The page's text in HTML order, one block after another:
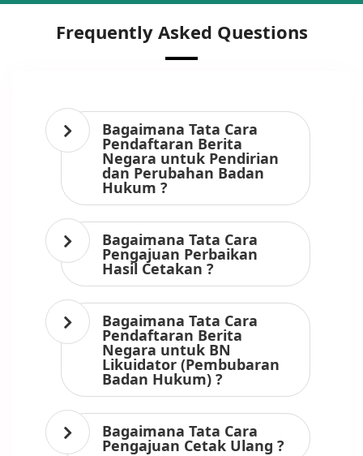
Frequently Asked Questions
Bagaimana Tata Cara
Pendaftaran Berita
Negara untuk Pendirian
dan Perubahan Badan
Hukum ?
Bagaimana Tata Cara
Pengajuan Perbaikan
Hasil Cetakan ?
Bagaimana Tata Cara
Pendaftaran Berita
Negara untuk BN
Likuidator (Pembubaran
Badan Hukum) ?
Bagaimana Tata Cara
Pengajuan Cetak Ulang ?